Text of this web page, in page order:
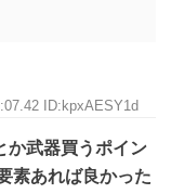
ID:kpxAESY1d
か武器買うポイン
素あれば良かった